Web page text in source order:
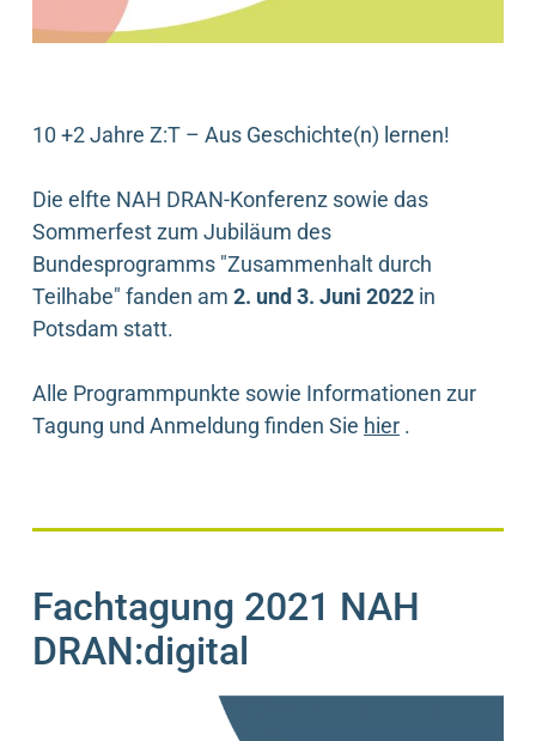
10 +2 Jahre Z:T – Aus Geschichte(n) lernen!
Die elfte NAH DRAN-Konferenz sowie das
Sommerfest zum Jubiläum des
Bundesprogramms "Zusammenhalt durch
Teilhabe" fanden am 2. und 3. Juni 2022 in
Potsdam statt.
Alle Programmpunkte sowie Informationen zur
Tagung und Anmeldung finden Sie hier .
Fachtagung 2021 NAH
DRAN:digital